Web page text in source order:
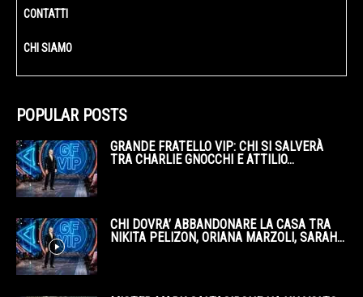
CONTATTI
CHI SIAMO
POPULAR POSTS
GRANDE FRATELLO VIP: CHI SI SALVERÀ
TRA CHARLIE GNOCCHI E ATTILIO...
CHI DOVRA’ ABBANDONARE LA CASA TRA
NIKITA PELIZON, ORIANA MARZOLI, SARAH...